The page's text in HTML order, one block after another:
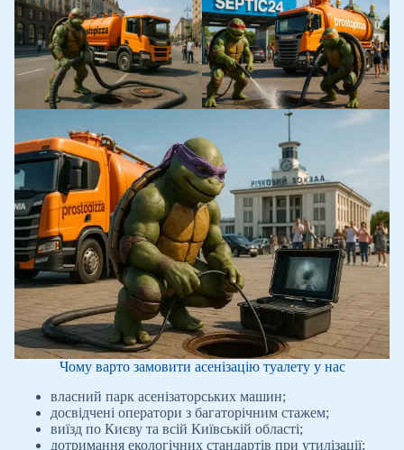
Чому варто замовити асенізацію туалету у нас
власний парк асенізаторських машин;
досвідчені оператори з багаторічним стажем;
виїзд по Києву та всій Київській області;
дотримання екологічних стандартів при утилізації;